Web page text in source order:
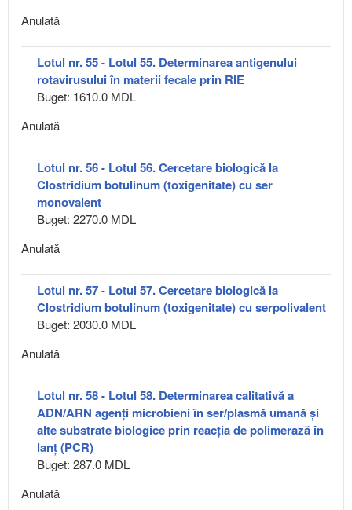
Anulată
Lotul nr. 55 - Lotul 55. Determinarea antigenului
rotavirusului în materii fecale prin RIE
Buget: 1610.0 MDL
Anulată
Lotul nr. 56 - Lotul 56. Cercetare biologică la
Clostridium botulinum (toxigenitate) cu ser
monovalent
Buget: 2270.0 MDL
Anulată
Lotul nr. 57 - Lotul 57. Cercetare biologică la
Clostridium botulinum (toxigenitate) cu serpolivalent
Buget: 2030.0 MDL
Anulată
Lotul nr. 58 - Lotul 58. Determinarea calitativă a
ADN/ARN agenți microbieni în ser/plasmă umană și
alte substrate biologice prin reacția de polimerază în
lanț (PCR)
Buget: 287.0 MDL
Anulată